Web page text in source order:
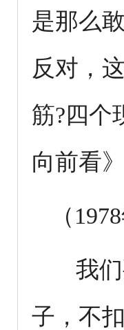
是那么
反对，
筋?四个
向前看》
（
我们
子，不